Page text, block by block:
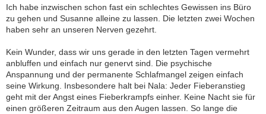
Ich habe inzwischen schon fast ein schlechtes Gewissen ins Büro
zu gehen und Susanne alleine zu lassen. Die letzten zwei Wochen
haben sehr an unseren Nerven gezehrt.
Kein Wunder, dass wir uns gerade in den letzten Tagen vermehrt
anbluffen und einfach nur genervt sind. Die psychische
Anspannung und der permanente Schlafmangel zeigen einfach
seine Wirkung. Insbesondere halt bei Nala: Jeder Fieberanstieg
geht mit der Angst eines Fieberkrampfs einher. Keine Nacht sie für
einen größeren Zeitraum aus den Augen lassen. So lange die